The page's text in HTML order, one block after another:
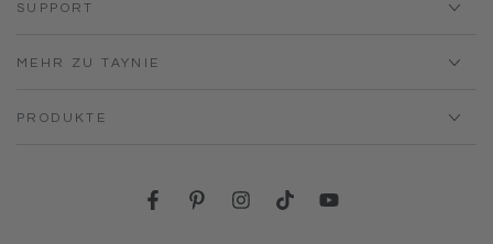
SUPPORT
MEHR ZU TAYNIE
PRODUKTE
FacebookPinterestInstagram
TikTokYouTube